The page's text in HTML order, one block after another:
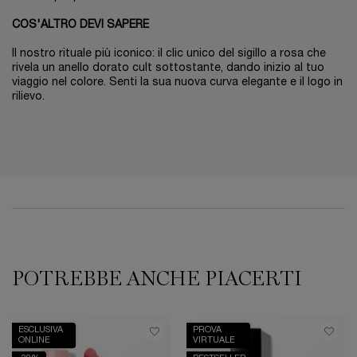
COS'ALTRO DEVI SAPERE
Il nostro rituale più iconico: il clic unico del sigillo a rosa che
rivela un anello dorato cult sottostante, dando inizio al tuo
viaggio nel colore. Senti la sua nuova curva elegante e il logo in
rilievo.
PDP Slot 1 Section
POTREBBE ANCHE PIACERTI
ESCLUSIVA
ONLINE
PROVA
VIRTUALE